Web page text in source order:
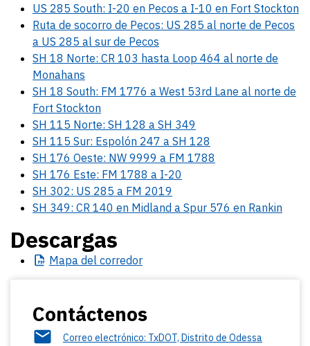
US 285 South: I-20 en Pecos a I-10 en Fort Stockton
Ruta de socorro de Pecos: US 285 al norte de Pecos
a US 285 al sur de Pecos
SH 18 Norte: CR 103 hasta Loop 464 al norte de
Monahans
SH 18 South: FM 1776 a West 53rd Lane al norte de
Fort Stockton
SH 115 Norte: SH 128 a SH 349
SH 115 Sur: Espolón 247 a SH 128
SH 176 Oeste: NW 9999 a FM 1788
SH 176 Este: FM 1788 a I-20
SH 302: US 285 a FM 2019
SH 349: CR 140 en Midland a Spur 576 en Rankin
Descargas
Mapa del corredor
Contáctenos
Correo electrónico: TxDOT, Distrito de Odessa